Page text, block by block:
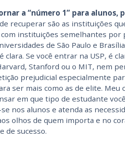
a “número 1” para alunos,
recuperar são as instituições
instituições semelhantes por
de São Paulo e
clara. Se você entrar na USP, é
Stanford ou o MIT, nem
prejudicial especialmente
ser mais como as de elite.
em que tipo de estudante
nos alunos e atenda as
olhos de quem importa e no
de sucesso.